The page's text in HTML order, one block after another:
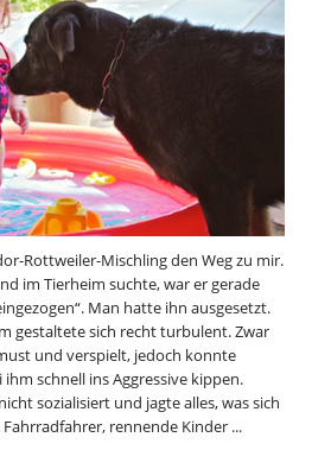
Rottweiler-Mischling den Weg zu mir.
im Tierheim suchte, war er gerade
Man hatte ihn ausgesetzt.
gestaltete sich recht turbulent. Zwar
und verspielt, jedoch konnte
ihm schnell ins Aggressive kippen.
sozialisiert und jagte alles, was sich
rennende Kinder ...